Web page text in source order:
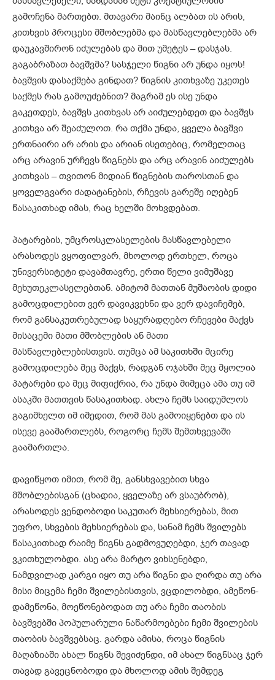
გამოჩენა მართებთ. მთავარი მაინც ალბათ ის არის,
კითხვის პროცესი მშობლებმა და მასწავლებლებმა არ
დაუკავშირონ იძულებას და მით უმეტეს – დასჯას.
გაგაბრაზათ ბავშვმა? სასჯელი წიგნი არ უნდა იყოს!
ბავშვის დასაქმება გინდათ? წიგნის კითხვაზე უკეთეს
საქმეს რას გამოუძებნით? მაგრამ ეს ისე უნდა
გაკეთდეს, ბავშვს კითხვას არ აიძულებდეთ და ბავშვს
კითხვა არ შეაძულოთ. რა თქმა უნდა, ყველა ბავშვი
ერთნაირი არ არის და არიან ისეთებიც, რომელთაც
არც არავინ ურჩევს წიგნებს და არც არავინ აიძულებს
კითხვას – თვითონ მიდიან წიგნების თაროსთან და
ყოველგვარი ძადატანების, რჩევის გარეშე იღებენ
წასაკითხად იმას, რაც ხელში მოხვდებათ.
პატარების, უმცროსკლასელების მასწავლებელი
არასოდეს ვყოფილვარ, მხოლოდ ერთხელ, როცა
უნივერსიტეტი დავამთავრე, ერთი წელი ვიმუშავე
მეხუთეკლასელებთან. ამიტომ მათთან მუშაობის დიდი
გამოცდილებით ვერ დავიკვეხნი და ვერ დავიჩემებ,
რომ განსაკუთრებულად საყურადღებო რჩევები მაქვს
მისაცემი მათი მშობლების ან მათი
მასწავლებლებისთვის. თუმცა ამ საკითხში მცირე
გამოცდილება მეც მაქვს, რადგან ოჯახში მეც მყოლია
პატარები და მეც მიფიქრია, რა უნდა მიმეცა ამა თუ იმ
ასაკში მათთვის წასაკითხად. ახლა ჩემს საიდუმლოს
გაგიმხელთ იმ იმედით, რომ მას გამოიყენებთ და ის
ისევე გაამართლებს, როგორც ჩემს შემთხვევაში
გაამართლა.
დავიწყოთ იმით, რომ მე, განსხვავებით სხვა
მშობლებისგან (ცხადია, ყველაზე არ ვსაუბრობ),
არასოდეს ვენდობოდი საკუთარ მეხსიერებას, მით
უფრო, სხვების მეხსიერებას და, სანამ ჩემს შვილებს
წასაკითხად რაიმე წიგნს გადმოვუღებდი, ჯერ თავად
ვკითხულობდი. ასე არა მარტო ვიხსენებდი,
ნამდვილად კარგი იყო თუ არა წიგნი და ღირდა თუ არა
მისი მიცემა ჩემი შვილებისთვის, ვცდილობდი, ამეწონ-
დამეწონა, მოეწონებოდათ თუ არა ჩემი თაობის
ბავშვებში პოპულარული ნაწარმოებები ჩემი შვილების
თაობის ბავშვებსაც. გარდა ამისა, როცა წიგნის
მაღაზიაში ახალ წიგნს შევიძენდი, იმ ახალ წიგნსაც ჯერ
თავად გავეცნობოდი და მხოლოდ ამის შემდეგ